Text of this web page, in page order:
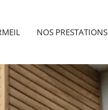
NOS PRESTATIONS